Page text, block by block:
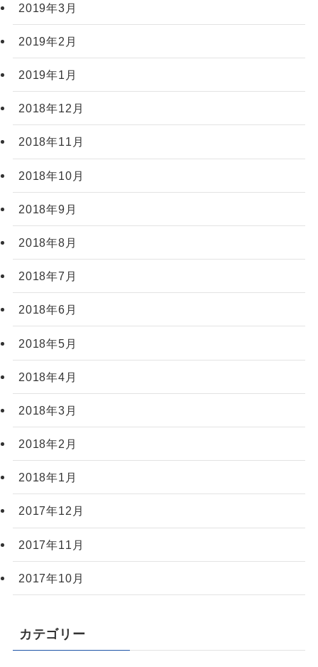
2019年3月
2019年2月
2019年1月
2018年12月
2018年11月
2018年10月
2018年9月
2018年8月
2018年7月
2018年6月
2018年5月
2018年4月
2018年3月
2018年2月
2018年1月
2017年12月
2017年11月
2017年10月
カテゴリー